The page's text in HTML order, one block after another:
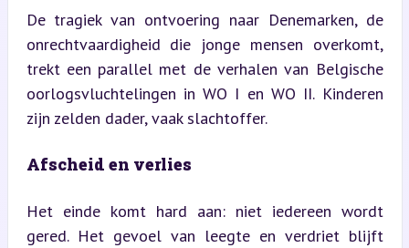
De tragiek van ontvoering naar Denemarken, de
onrechtvaardigheid die jonge mensen overkomt,
trekt een parallel met de verhalen van Belgische
oorlogsvluchtelingen in WO I en WO II. Kinderen
zijn zelden dader, vaak slachtoffer.
Afscheid en verlies
Het einde komt hard aan: niet iedereen wordt
gered. Het gevoel van leegte en verdriet blijft